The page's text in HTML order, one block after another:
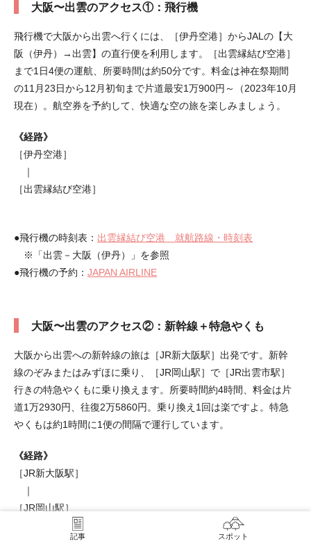
大阪〜出雲のアクセス①：飛行機
飛行機で大阪から出雲へ行くには、［伊丹空港］からJALの【大
阪（伊丹）→出雲】の直行便を利用します。［出雲縁結び空港］
まで1日4便の運航、所要時間は約50分です。料金は神在祭期間
の11月23日から12月初旬まで片道最安1万900円～（2023年10月
現在）。航空券を予約して、快適な空の旅を楽しみましょう。
《経路》
［伊丹空港］
｜
［出雲縁結び空港］
●飛行機の時刻表： 出雲縁結び空港 就航路線・時刻表
※「出雲－大阪（伊丹）」を参照
●飛行機の予約： JAPAN AIRLINE
大阪〜出雲のアクセス②：新幹線＋特急やくも
大阪から出雲への新幹線の旅は［JR新大阪駅］出発です。新幹
線のぞみまたはみずほに乗り、［JR岡山駅］で［JR出雲市駅］
行きの特急やくもに乗り換えます。所要時間約4時間、料金は片
道1万2930円、往復2万5860円。乗り換え1回は楽ですよ。特急
やくもは約1時間に1便の間隔で運行しています。
《経路》
［JR新大阪駅］
｜
［JR岡山駅］
［JR出雲市駅］
記事 スポット